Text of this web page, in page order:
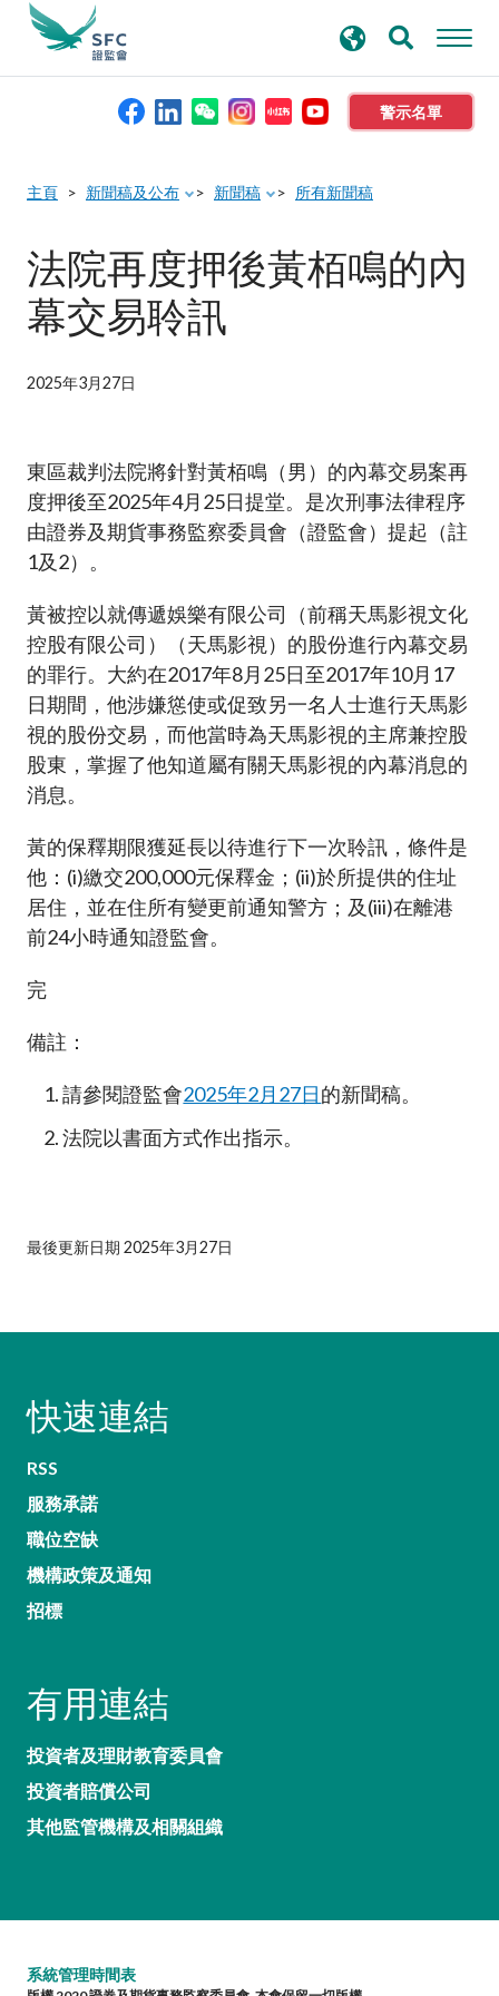
警示名單
本會簡介
監管職能
規則及標準
資料庫
加入本會
尋
主頁 新聞稿及公布 新聞稿 所有新聞稿
法院再度押後黃栢鳴的內
幕交易聆訊
2025年3月27日
東區裁判法院將針對黃栢鳴（男）的內幕交易案再
度押後至2025年4月25日提堂。是次刑事法律程序
由證券及期貨事務監察委員會（證監會）提起（註
1及2）。
黃被控以就傳遞娛樂有限公司（前稱天馬影視文化
控股有限公司）（天馬影視）的股份進行內幕交易
的罪行。大約在2017年8月25日至2017年10月17
日期間，他涉嫌慫使或促致另一名人士進行天馬影
視的股份交易，而他當時為天馬影視的主席兼控股
股東，掌握了他知道屬有關天馬影視的內幕消息的
消息。
黃的保釋期限獲延長以待進行下一次聆訊，條件是
他：(i)繳交200,000元保釋金；(ii)於所提供的住址
居住，並在住所有變更前通知警方；及(iii)在離港
前24小時通知證監會。
完
備註：
請參閱證監會2025年2月27日的新聞稿。
法院以書面方式作出指示。
最後更新日期 2025年3月27日
快速連結
RSS
服務承諾
職位空缺
機構政策及通知
招標
有用連結
投資者及理財教育委員會
投資者賠償公司
其他監管機構及相關組織
系統管理時間表